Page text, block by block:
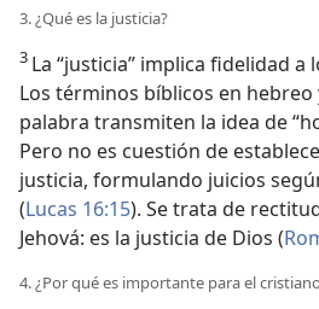
3. ¿Qué es la justicia?
3 La “justicia” implica fidelidad
Los términos bíblicos en
palabra transmiten la idea de
Pero no es cuestión de
justicia, formulando juicios
(Lucas 16:15). Se trata de
Jehová: es la justicia de Dios (
4. ¿Por qué es importante para el